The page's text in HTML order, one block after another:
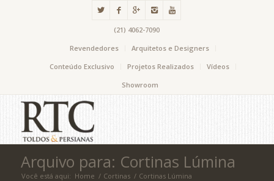
(21) 4062-7090
Revendedores
Arquitetos e Designers
Conteúdo Exclusivo
Projetos Realizados
Vídeos
Showroom
Arquivo para: Cortinas Lúmina
Você está aqui: Home / Cortinas / Cortinas Lúmina